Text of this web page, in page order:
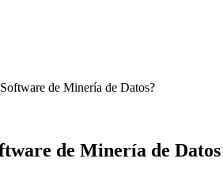
Software de Minería de Datos?
de Minería de Datos